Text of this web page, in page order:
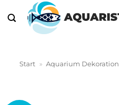
Inhalt
springen
Start » Aquarium Dekoration